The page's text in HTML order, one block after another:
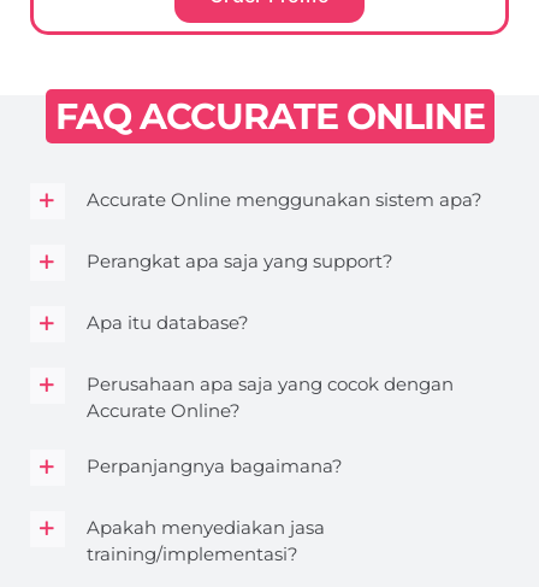
FAQ ACCURATE ONLINE
Accurate Online menggunakan sistem apa?
Perangkat apa saja yang support?
Apa itu database?
Perusahaan apa saja yang cocok dengan
Accurate Online?
Perpanjangnya bagaimana?
Apakah menyediakan jasa
training/implementasi?